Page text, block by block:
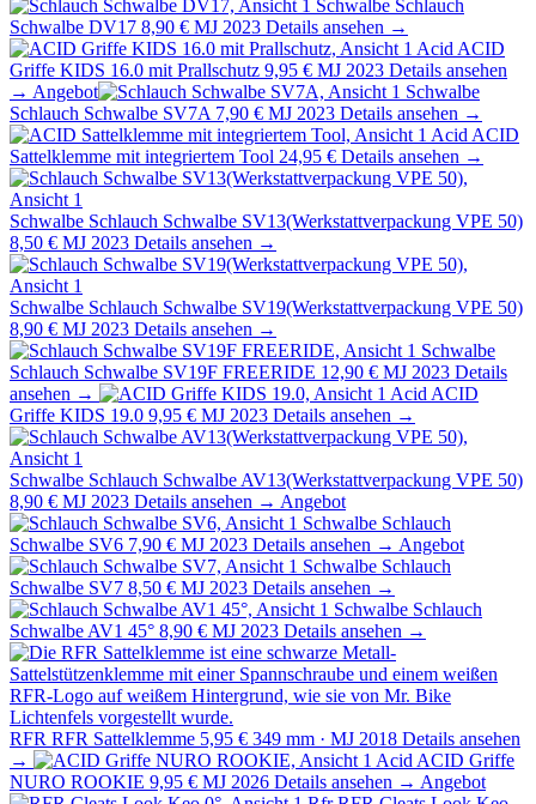
Schwalbe Schlauch
Schwalbe DV17 8,90 € MJ 2023 Details ansehen →
Acid ACID
Griffe KIDS 16.0 mit Prallschutz 9,95 € MJ 2023 Details ansehen
→ Angebot
Schwalbe
Schlauch Schwalbe SV7A 7,90 € MJ 2023 Details ansehen →
Acid ACID
Sattelklemme mit integriertem Tool 24,95 € Details ansehen →
Schwalbe Schlauch Schwalbe SV13(Werkstattverpackung VPE 50)
8,50 € MJ 2023 Details ansehen →
Schwalbe Schlauch Schwalbe SV19(Werkstattverpackung VPE 50)
8,90 € MJ 2023 Details ansehen →
Schwalbe
Schlauch Schwalbe SV19F FREERIDE 12,90 € MJ 2023 Details
ansehen →
Acid ACID
Griffe KIDS 19.0 9,95 € MJ 2023 Details ansehen →
Schwalbe Schlauch Schwalbe AV13(Werkstattverpackung VPE 50)
8,90 € MJ 2023 Details ansehen → Angebot
Schwalbe Schlauch
Schwalbe SV6 7,90 € MJ 2023 Details ansehen → Angebot
Schwalbe Schlauch
Schwalbe SV7 8,50 € MJ 2023 Details ansehen →
Schwalbe Schlauch
Schwalbe AV1 45° 8,90 € MJ 2023 Details ansehen →
RFR RFR Sattelklemme 5,95 € 349 mm · MJ 2018 Details ansehen
→
Acid ACID Griffe
NURO ROOKIE 9,95 € MJ 2026 Details ansehen → Angebot